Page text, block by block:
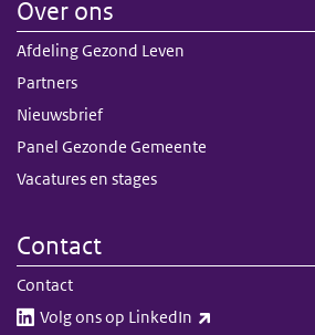
Over ons
Afdeling Gezond Leven
Partners
Nieuwsbrief
Panel Gezonde Gemeente
Vacatures en stages
Contact
Contact
Volg ons op LinkedIn​​